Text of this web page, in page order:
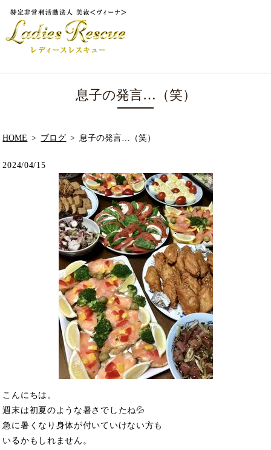
息子の発言…（笑）
HOME ブログ 息子の発言…（笑）
2024/04/15
こんにちは。
週末は初夏のような暑さでしたね💦
急に暑くなり身体が付いていけない方も
いるかもしれません。